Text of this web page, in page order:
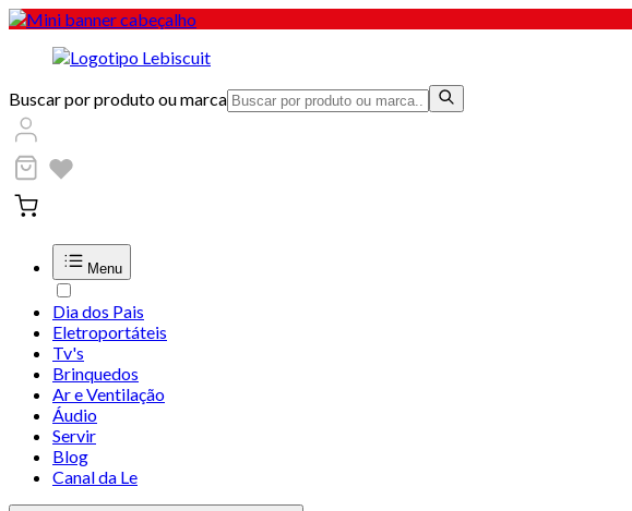
Buscar por produto ou marca
Menu
Dia dos Pais
Eletroportáteis
Tv's
Brinquedos
Ar e Ventilação
Áudio
Servir
Blog
Canal da Le